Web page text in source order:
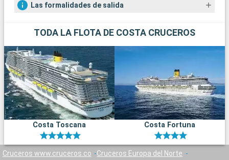
Las formalidades de salida
TODA LA FLOTA DE COSTA CRUCEROS
Costa Toscana Costa Fortuna
Cruceros www.cruceros.co
Cruceros Europa del Norte